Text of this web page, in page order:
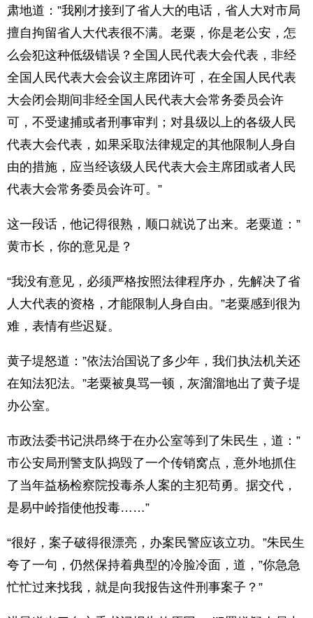
肃地道：”我刚才接到了省人大的电话，省人大对市局
擅自拘留省人大代表很不满。老粟，你是老公安，怎
么会犯这种低级错误？全国人民代表大会代表，非经
全国人民代表大会会议主席团许可，在全国人民代表
大会闭会期间非经全国人民代表大会常务委员会许
可，不受逮捕或者刑事审判；对县级以上的各级人民
代表大会代表，如果采取法律规定的其他限制人身自
由的措施，应当经该级人民代表大会主席团或者人民
代表大会常务委员会许可。”
这一段话，他记得很熟，顺口就说了出来。老粟道：”
黄市长，你的意见是？
“我没有意见，必须严格按照法律程序办，先解决了省
人大代表的资格，才能限制人身自由。”老粟感到很为
难，表情有些迟疑。
黄子堤怒道：”依法治国说了多少年，我们执法机关还
在知法犯法。”老粟被臭骂一顿，灰溜溜地出了黄子堤
办公室。
市政法委书记洪昂终于在办公室等到了朱民生，道：”
市公安局刑警支队捣毁了一个传销窝点，意外地抓住
了当年益杨检察院投毒杀人案的主犯苟勇。据交代，
是易中岭指使他投毒……”
“很好，案子破得很漂亮，办案民警应该立功。”朱民生
夸了一句，仍然保持着典型的冷脸冷面，道，”你急急
忙忙过来找我，就是向我报告这件刑事案子？”